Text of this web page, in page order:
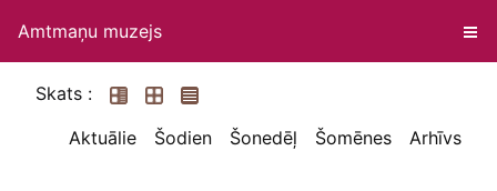
Amtmaņu muzejs
Skats :
Aktuālie
Šodien Šonedēļ Šomēnes Arhīvs